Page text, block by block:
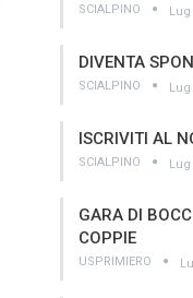
SCIALPINO Lug
DIVENTA
SCIALPINO Lug
ISCRIVITI AL
SCIALPINO Lug
GARA DI
COPPIE
USPRIMIERO